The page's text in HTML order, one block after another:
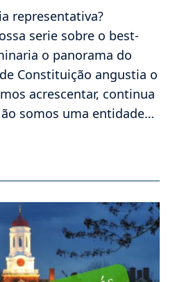
representativa?
serie sobre o best-
o panorama do
Constituição angustia o
acrescentar, continua
somos uma entidade…